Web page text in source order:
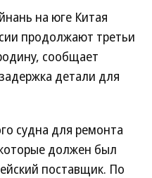
на юге Китая
продолжают третьи
сообщает
детали для
судна для ремонта
должен был
поставщик. По